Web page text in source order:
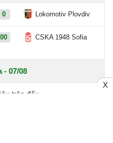
0 Lokomotiv Plovdiv
CSKA 1948 Sofia
- 07/08
trận đấu
X